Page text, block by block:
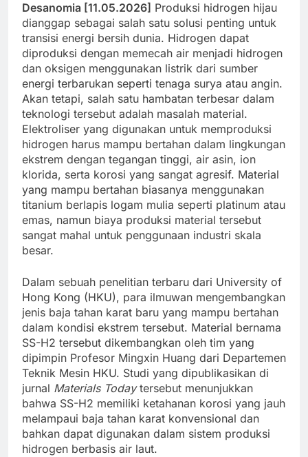
Desanomia [11.05.2026] Produksi hidrogen hijau
dianggap sebagai salah satu solusi penting untuk
transisi energi bersih dunia. Hidrogen dapat
diproduksi dengan memecah air menjadi hidrogen
dan oksigen menggunakan listrik dari sumber
energi terbarukan seperti tenaga surya atau angin.
Akan tetapi, salah satu hambatan terbesar dalam
teknologi tersebut adalah masalah material.
Elektroliser yang digunakan untuk memproduksi
hidrogen harus mampu bertahan dalam lingkungan
ekstrem dengan tegangan tinggi, air asin, ion
klorida, serta korosi yang sangat agresif. Material
yang mampu bertahan biasanya menggunakan
titanium berlapis logam mulia seperti platinum atau
emas, namun biaya produksi material tersebut
sangat mahal untuk penggunaan industri skala
besar.
Dalam sebuah penelitian terbaru dari University of
Hong Kong (HKU), para ilmuwan mengembangkan
jenis baja tahan karat baru yang mampu bertahan
dalam kondisi ekstrem tersebut. Material bernama
SS-H2 tersebut dikembangkan oleh tim yang
dipimpin Profesor Mingxin Huang dari Departemen
Teknik Mesin HKU. Studi yang dipublikasikan di
jurnal Materials Todaytersebut menunjukkan
bahwa SS-H2 memiliki ketahanan korosi yang jauh
melampaui baja tahan karat konvensional dan
bahkan dapat digunakan dalam sistem produksi
hidrogen berbasis air laut.